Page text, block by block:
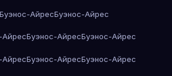
Буэнос-АйресБуэнос-Айрес
АйресБуэнос-АйресБуэнос-Айрес
АйресБуэнос-АйресБуэнос-Айрес